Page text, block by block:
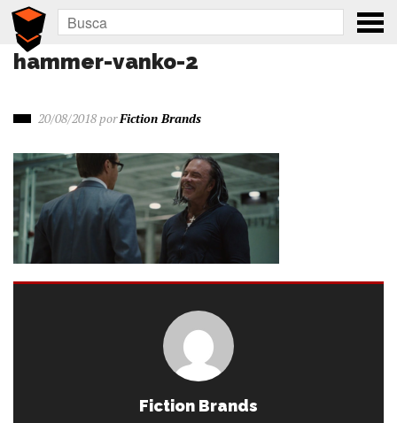
hammer-vanko-2
20/08/2018porFiction Brands
Fiction Brands